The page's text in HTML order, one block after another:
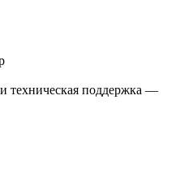
и техническая поддержка —